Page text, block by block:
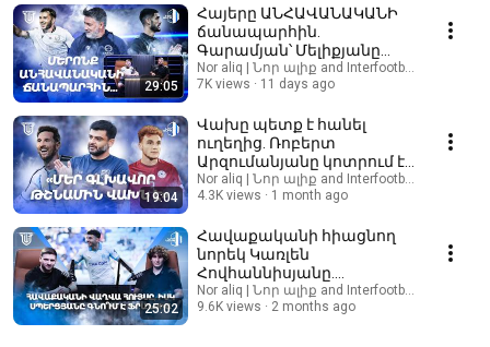
տեղը փլեյ-
օֆֆում💣😍
Ուկրաինայի
նկատմամբ😍
29:05
Հայերը ԱՆՀԱՎԱՆԱԿԱՆԻ
ճանապարհին.
Գարամյան՝ Մելիքյանը
պետք է մնա, Տուլիպան
հզոր է ու մերոնց ԲՈՄԲԵՐԸ
Nor aliq | Նոր ալիք and Interfootball Armenia
7K views
11 days ago
19:04
Վախը պետք է հանել
ուղեղից. Ռոբերտ
Արզումանյանը կոտրում է
հայ ֆուտբոլիստների
գլխավոր արդարացումը
Nor aliq | Նոր ալիք and Interfootball Armenia
4.3K views
1 month ago
25:02
Հավաքականի հիացնող
նորեկ Կառլեն
Հովհաննիսյանը.
Սպերցյանի շուրջ էլ
սենսացիոն տրանսֆեր է
Nor aliq | Նոր ալիք and Interfootball Armenia
9.6K views
2 months ago